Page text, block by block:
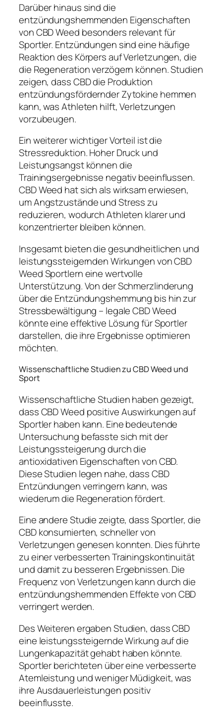
Darüber hinaus sind die
entzündungshemmenden Eigenschaften
von CBD Weed besonders relevant für
Sportler. Entzündungen sind eine häufige
Reaktion des Körpers auf Verletzungen, die
die Regeneration verzögern können. Studien
zeigen, dass CBD die Produktion
entzündungsfördernder Zytokine hemmen
kann, was Athleten hilft, Verletzungen
vorzubeugen.
Ein weiterer wichtiger Vorteil ist die
Stressreduktion. Hoher Druck und
Leistungsangst können die
Trainingsergebnisse negativ beeinflussen.
CBD Weed hat sich als wirksam erwiesen,
um Angstzustände und Stress zu
reduzieren, wodurch Athleten klarer und
konzentrierter bleiben können.
Insgesamt bieten die gesundheitlichen und
leistungssteigernden Wirkungen von CBD
Weed Sportlern eine wertvolle
Unterstützung. Von der Schmerzlinderung
über die Entzündungshemmung bis hin zur
Stressbewältigung – legale CBD Weed
könnte eine effektive Lösung für Sportler
darstellen, die ihre Ergebnisse optimieren
möchten.
Wissenschaftliche Studien zu CBD Weed und
Sport
Wissenschaftliche Studien haben gezeigt,
dass CBD Weed positive Auswirkungen auf
Sportler haben kann. Eine bedeutende
Untersuchung befasste sich mit der
Leistungssteigerung durch die
antioxidativen Eigenschaften von CBD.
Diese Studien legen nahe, dass CBD
Entzündungen verringern kann, was
wiederum die Regeneration fördert.
Eine andere Studie zeigte, dass Sportler, die
CBD konsumierten, schneller von
Verletzungen genesen konnten. Dies führte
zu einer verbesserten Trainingskontinuität
und damit zu besseren Ergebnissen. Die
Frequenz von Verletzungen kann durch die
entzündungshemmenden Effekte von CBD
verringert werden.
Des Weiteren ergaben Studien, dass CBD
eine leistungssteigernde Wirkung auf die
Lungenkapazität gehabt haben könnte.
Sportler berichteten über eine verbesserte
Atemleistung und weniger Müdigkeit, was
ihre Ausdauerleistungen positiv
beeinflusste.